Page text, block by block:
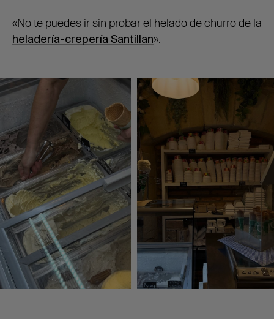
«No te puedes ir sin probar el helado de churro de la
heladería-crepería Santillan».